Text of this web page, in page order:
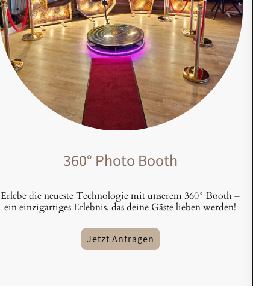
360° Photo Booth
Erlebe die neueste Technologie mit unserem 360° Booth –
ein einzigartiges Erlebnis, das deine Gäste lieben werden!
Jetzt Anfragen